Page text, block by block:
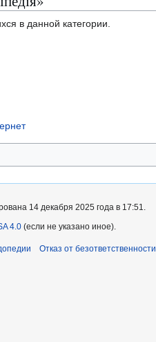
в данной категории.
14 декабря 2025 года в 17:51.
4.0 (если не указано иное).
Отказ от безответственности